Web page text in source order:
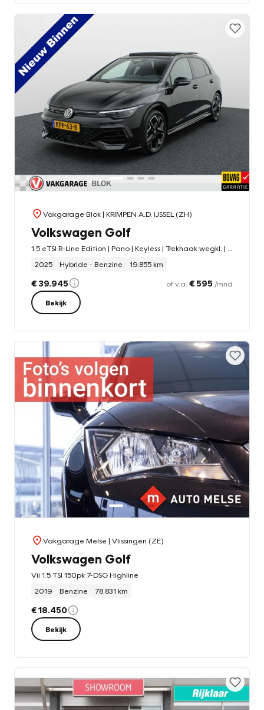
Vakgarage Blok| KRIMPEN A.D. IJSSEL (ZH)
Volkswagen Golf
2025
Hybride - Benzine 19.855 km
€ 39.945 of v.a. € 595 /mnd
Bekijk
Vakgarage Melse | Vlissingen (ZE)
Volkswagen Golf
Vii 1.5 TSI 150pk 7-DSG Highline
2019
Benzine 78.831 km
€ 18.450
Bekijk